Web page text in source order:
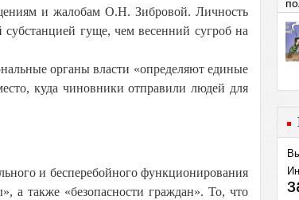
и жалобам О.Н. Зибровой. Личность
гуще, чем весенний сугроб на
органы власти «определяют единые
куда чиновники отправили людей для
и бесперебойного функционирования
а также «безопасности граждан». То, что